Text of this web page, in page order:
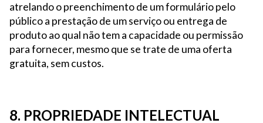
atrelando o preenchimento de um formulário pelo
público a prestação de um serviço ou entrega de
produto ao qual não tem a capacidade ou permissão
para fornecer, mesmo que se trate de uma oferta
gratuita, sem custos.
8. PROPRIEDADE INTELECTUAL